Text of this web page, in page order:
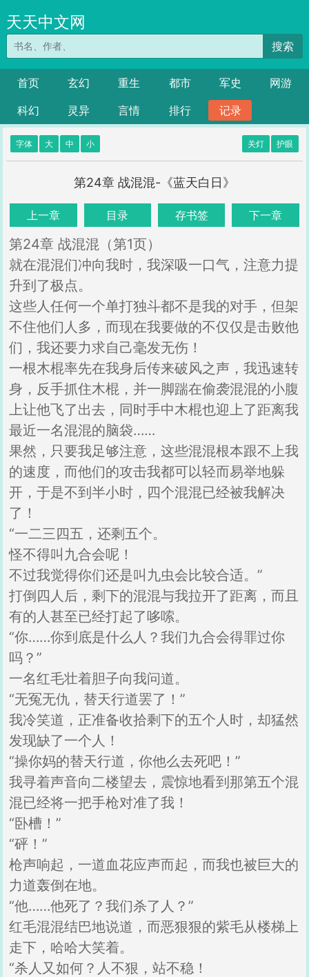
天天中文网
搜索
首页 玄幻 重生 都市 军史
网游
科幻
灵异 言情 排行 记录
字体 大 中 小 关灯 护眼
第24章 战混混-《蓝天白日》
上一章 目录 存书签 下一章
第24章 战混混（第1页）
就在混混们冲向我时，我深吸一口气，注意力提
升到了极点。
这些人任何一个单打独斗都不是我的对手，但架
不住他们人多，而现在我要做的不仅仅是击败他
们，我还要力求自己毫发无伤！
一根木棍率先在我身后传来破风之声，我迅速转
身，反手抓住木棍，并一脚踹在偷袭混混的小腹
上让他飞了出去，同时手中木棍也迎上了距离我
最近一名混混的脑袋……
果然，只要我足够注意，这些混混根本跟不上我
的速度，而他们的攻击我都可以轻而易举地躲
开，于是不到半小时，四个混混已经被我解决
了！
“一二三四五，还剩五个。
怪不得叫九合会呢！
不过我觉得你们还是叫九虫会比较合适。”
打倒四人后，剩下的混混与我拉开了距离，而且
有的人甚至已经打起了哆嗦。
“你……你到底是什么人？我们九合会得罪过你
吗？”
一名红毛壮着胆子向我问道。
“无冤无仇，替天行道罢了！”
我冷笑道，正准备收拾剩下的五个人时，却猛然
发现缺了一个人！
“操你妈的替天行道，你他么去死吧！”
我寻着声音向二楼望去，震惊地看到那第五个混
混已经将一把手枪对准了我！
“卧槽！”
“砰！”
枪声响起，一道血花应声而起，而我也被巨大的
力道轰倒在地。
“他……他死了？我们杀了人？”
红毛混混结巴地说道，而恶狠狠的紫毛从楼梯上
走下，哈哈大笑着。
“杀人又如何？人不狠，站不稳！